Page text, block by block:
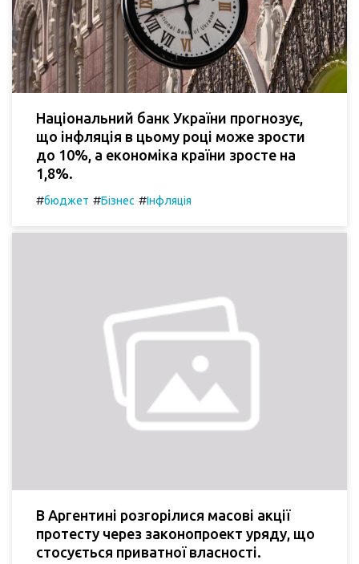
Національний банк України прогнозує,
що інфляція в цьому році може зрости
до 10%, а економіка країни зросте на
1,8%.
#бюджет #Бізнес #Інфляція
В Аргентині розгорілися масові акції
протесту через законопроект уряду, що
стосується приватної власності.